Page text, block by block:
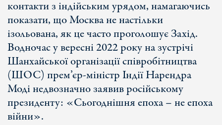
контакти з індійським урядом, намагаючись
показати, що Москва не настільки
ізольована, як це часто проголошує Захід.
Водночас у вересні 2022 року на зустрічі
Шанхайської організації співробітництва
(ШОС) прем’єр-міністр Індії Нарендра
Моді недвозначно заявив російському
президенту: «Сьогоднішня епоха – не епоха
війни».